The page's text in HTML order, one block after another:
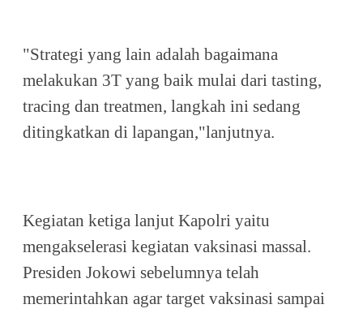
"Strategi yang lain adalah bagaimana
melakukan 3T yang baik mulai dari tasting,
tracing dan treatmen, langkah ini sedang
ditingkatkan di lapangan,"lanjutnya.
Kegiatan ketiga lanjut Kapolri yaitu
mengakselerasi kegiatan vaksinasi massal.
Presiden Jokowi sebelumnya telah
memerintahkan agar target vaksinasi sampai